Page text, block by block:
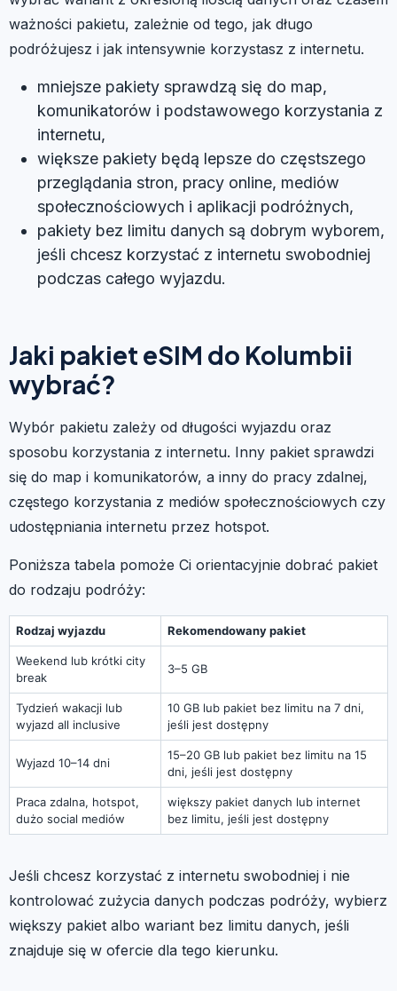
ważności pakietu, zależnie od tego, jak długo
podróżujesz i jak intensywnie korzystasz z internetu.
mniejsze pakiety sprawdzą się do map,
komunikatorów i podstawowego korzystania z
internetu,
większe pakiety będą lepsze do częstszego
przeglądania stron, pracy online, mediów
społecznościowych i aplikacji podróżnych,
pakiety bez limitu danych są dobrym wyborem,
jeśli chcesz korzystać z internetu swobodniej
podczas całego wyjazdu.
Jaki pakiet eSIM do Kolumbii
wybrać?
Wybór pakietu zależy od długości wyjazdu oraz
sposobu korzystania z internetu. Inny pakiet sprawdzi
się do map i komunikatorów, a inny do pracy zdalnej,
częstego korzystania z mediów społecznościowych czy
udostępniania internetu przez hotspot.
Poniższa tabela pomoże Ci orientacyjnie dobrać pakiet
do rodzaju podróży:
Rodzaj wyjazdu Rekomendowany pakiet
Weekend lub krótki city
break
3–5 GB
Tydzień wakacji lub
wyjazd all inclusive
10 GB lub pakiet bez limitu na 7 dni,
jeśli jest dostępny
Wyjazd 10–14 dni
15–20 GB lub pakiet bez limitu na 15
dni, jeśli jest dostępny
Praca zdalna, hotspot,
dużo social mediów
większy pakiet danych lub internet
bez limitu, jeśli jest dostępny
Jeśli chcesz korzystać z internetu swobodniej i nie
kontrolować zużycia danych podczas podróży, wybierz
większy pakiet albo wariant bez limitu danych, jeśli
znajduje się w ofercie dla tego kierunku.